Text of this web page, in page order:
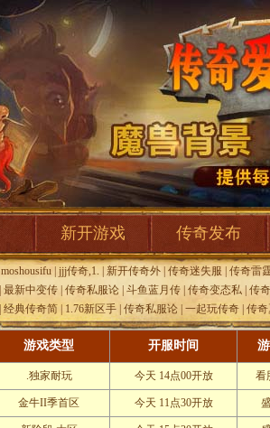
新开游戏 传奇发布
moshousifu jjj传奇,1. 新开传奇外 传奇迷失服
传奇雷
最新中变传 传奇私服论 斗鱼蓝月传 传奇变态私 传
经典传奇简 1.76新区手 传奇私服论 一起玩传奇 传
游戏类型 开服时间
.独家耐玩 今天 14点00开放 看
金牛II季首区 今天 11点30开放